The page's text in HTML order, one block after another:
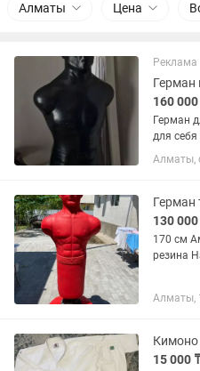
Алматы Цена
Реклама
Герман
160
Герман
для себя
Алматы,
Герман
130
170 см
резина
Алматы,
15 000